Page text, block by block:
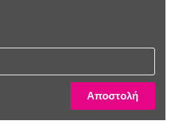
Αποστολή